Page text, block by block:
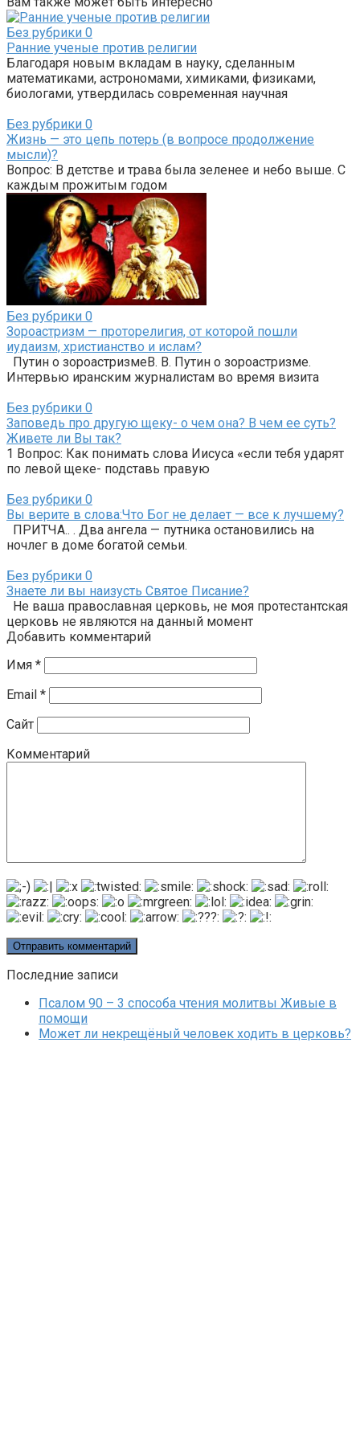
Без рубрики 0
Ранние ученые против религии
Благодаря новым вкладам в науку, сделанным
математиками, астрономами, химиками, физиками,
биологами, утвердилась современная научная
Без рубрики 0
Жизнь — это цепь потерь (в вопросе продолжение
мысли)?
Вопрос: В детстве и трава была зеленее и небо выше. С
каждым прожитым годом
Без рубрики 0
Зороастризм — проторелигия, от которой пошли
иудаизм, христианство и ислам?
Путин о зороастризмеВ. В. Путин о зороастризме.
Интервью иранским журналистам во время визита
Без рубрики 0
Заповедь про другую щеку- о чем она? В чем ее суть?
Живете ли Вы так?
1 Вопрос: Как понимать слова Иисуса «если тебя ударят
по левой щеке- подставь правую
Без рубрики 0
Вы верите в слова:Что Бог не делает — все к лучшему?
ПРИТЧА.. . Два ангела — путника остановились на
ночлег в доме богатой семьи.
Без рубрики 0
Знаете ли вы наизусть Святое Писание?
Не ваша православная церковь, не моя протестантская
церковь не являются на данный момент
Добавить комментарий
Имя *
Email *
Сайт
Комментарий
Последние записи
Псалом 90 – 3 способа чтения молитвы Живые в
помощи
Может ли некрещёный человек ходить в церковь?